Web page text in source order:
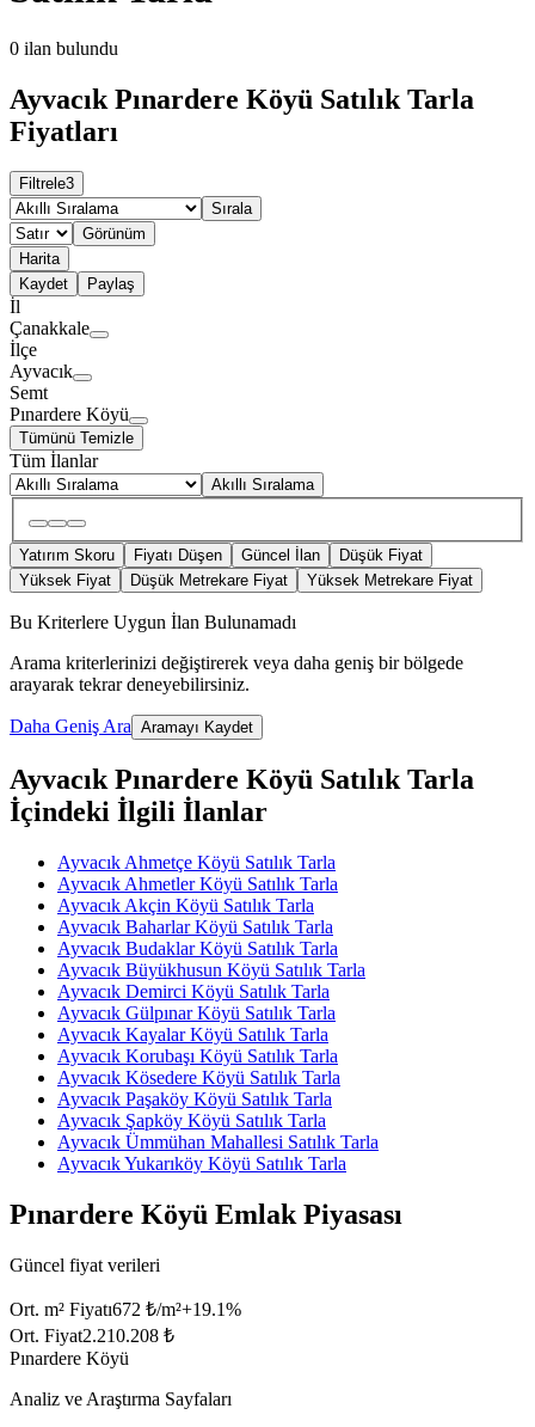
0 ilan bulundu
Ayvacık Pınardere Köyü Satılık Tarla
Fiyatları
Filtrele3
Sırala
Görünüm
Harita
Kaydet
Paylaş
İl
Çanakkale
İlçe
Ayvacık
Semt
Pınardere Köyü
Tümünü Temizle
Tüm İlanlar
Akıllı Sıralama
Yatırım Skoru Fiyatı Düşen Güncel İlan
Düşük Fiyat
Yüksek Fiyat
Düşük Metrekare Fiyat Yüksek Metrekare Fiyat
Bu Kriterlere Uygun İlan Bulunamadı
Arama kriterlerinizi değiştirerek veya daha geniş bir bölgede
arayarak tekrar deneyebilirsiniz.
Daha Geniş Ara Aramayı Kaydet
Ayvacık Pınardere Köyü Satılık Tarla
İçindeki İlgili İlanlar
Ayvacık Ahmetçe Köyü Satılık Tarla
Ayvacık Ahmetler Köyü Satılık Tarla
Ayvacık Akçin Köyü Satılık Tarla
Ayvacık Baharlar Köyü Satılık Tarla
Ayvacık Budaklar Köyü Satılık Tarla
Ayvacık Büyükhusun Köyü Satılık Tarla
Ayvacık Demirci Köyü Satılık Tarla
Ayvacık Gülpınar Köyü Satılık Tarla
Ayvacık Kayalar Köyü Satılık Tarla
Ayvacık Korubaşı Köyü Satılık Tarla
Ayvacık Kösedere Köyü Satılık Tarla
Ayvacık Paşaköy Köyü Satılık Tarla
Ayvacık Şapköy Köyü Satılık Tarla
Ayvacık Ümmühan Mahallesi Satılık Tarla
Ayvacık Yukarıköy Köyü Satılık Tarla
Pınardere Köyü Emlak Piyasası
Güncel fiyat verileri
Ort. m² Fiyatı672 ₺/m²+19.1%
Ort. Fiyat2.210.208 ₺
Pınardere Köyü
Analiz ve Araştırma Sayfaları